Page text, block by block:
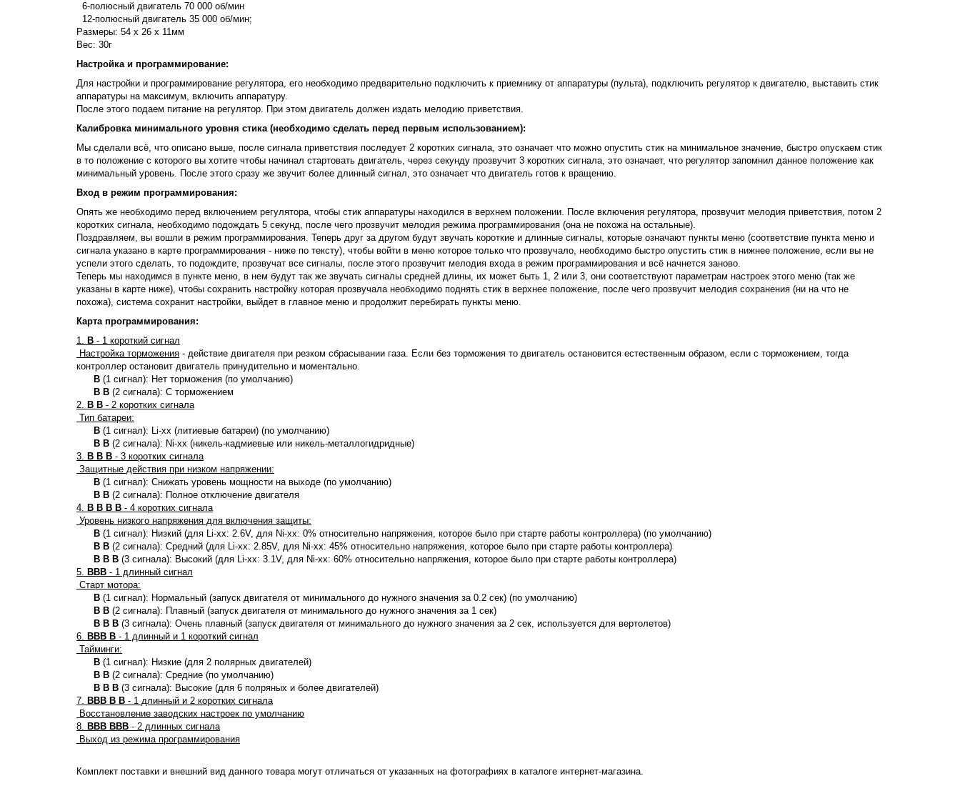
6-полюсный двигатель 70 000 об/мин
12-полюсный двигатель 35 000 об/мин;
Размеры: 54 x 26 x 11мм
Вес: 30г
Настройка и программирование:
Для настройки и программирование регулятора, его необходимо предварительно подключить к приемнику от аппаратуры (пульта), подключить регулятор к двигателю, выставить стик
аппаратуры на максимум, включить аппаратуру.
После этого подаем питание на регулятор. При этом двигатель должен издать мелодию приветствия.
Калибровка минимального уровня стика (необходимо сделать перед первым использованием):
Мы сделали всё, что описано выше, после сигнала приветствия последует 2 коротких сигнала, это означает что можно опустить стик на минимальное значение, быстро опускаем стик
в то положение с которого вы хотите чтобы начинал стартовать двигатель, через секунду прозвучит 3 коротких сигнала, это означает, что регулятор запомнил данное положение как
минимальный уровень. После этого сразу же звучит более длинный сигнал, это означает что двигатель готов к вращению.
Вход в режим программирования:
Опять же необходимо перед включением регулятора, чтобы стик аппаратуры находился в верхнем положении. После включения регулятора, прозвучит мелодия приветствия, потом 2
коротких сигнала, необходимо подождать 5 секунд, после чего прозвучит мелодия режима программирования (она не похожа на остальные).
Поздравляем, вы вошли в режим программирования. Теперь друг за другом будут звучать короткие и длинные сигналы, которые означают пункты меню (соответствие пункта меню и
сигнала указано в карте программирования - ниже по тексту), чтобы войти в меню которое только что прозвучало, необходимо быстро опустить стик в нижнее положение, если вы не
успели этого сделать, то подождите, прозвучат все сигналы, после этого прозвучит мелодия входа в режим программирования и всё начнется заново.
Теперь мы находимся в пункте меню, в нем будут так же звучать сигналы средней длины, их может быть 1, 2 или 3, они соответствуют параметрам настроек этого меню (так же
указаны в карте ниже), чтобы сохранить настройку которая прозвучала необходимо поднять стик в верхнее положение, после чего прозвучит мелодия сохранения (ни на что не
похожа), система сохранит настройки, выйдет в главное меню и продолжит перебирать пункты меню.
Карта программирования:
1. B - 1 короткий сигнал
Настройка торможения - действие двигателя при резком сбрасывании газа. Если без торможения то двигатель остановится естественным образом, если с торможением, тогда
контроллер остановит двигатель принудительно и моментально.
B (1 сигнал): Нет торможения (по умолчанию)
B B (2 сигнала): С торможением
2. B B - 2 коротких сигнала
Тип батареи:
B (1 сигнал): Li-хх (литиевые батареи) (по умолчанию)
B B (2 сигнала): Ni-хх (никель-кадмиевые или никель-металлогидридные)
3. B B B - 3 коротких сигнала
Защитные действия при низком напряжении:
B (1 сигнал): Снижать уровень мощности на выходе (по умолчанию)
B B (2 сигнала): Полное отключение двигателя
4. B B B B - 4 коротких сигнала
Уровень низкого напряжения для включения защиты:
B (1 сигнал): Низкий (для Li-xx: 2.6V, для Ni-xx: 0% относительно напряжения, которое было при старте работы контроллера) (по умолчанию)
B B (2 сигнала): Средний (для Li-xx: 2.85V, для Ni-xx: 45% относительно напряжения, которое было при старте работы контроллера)
B B B (3 сигнала): Высокий (для Li-xx: 3.1V, для Ni-xx: 60% относительно напряжения, которое было при старте работы контроллера)
5. BBB - 1 длинный сигнал
Старт мотора:
B (1 сигнал): Нормальный (запуск двигателя от минимального до нужного значения за 0.2 сек) (по умолчанию)
B B (2 сигнала): Плавный (запуск двигателя от минимального до нужного значения за 1 сек)
B B B (3 сигнала): Очень плавный (запуск двигателя от минимального до нужного значения за 2 сек, используется для вертолетов)
6. BBB B - 1 длинный и 1 короткий сигнал
Тайминги:
B (1 сигнал): Низкие (для 2 полярных двигателей)
B B (2 сигнала): Средние (по умолчанию)
B B B (3 сигнала): Высокие (для 6 полряных и более двигателей)
7. BBB B B - 1 длинный и 2 коротких сигнала
Восстановление заводских настроек по умолчанию
8. BBB BBB - 2 длинных сигнала
Выход из режима программирования
Комплект поставки и внешний вид данного товара могут отличаться от указанных на фотографиях в каталоге интернет-магазина.